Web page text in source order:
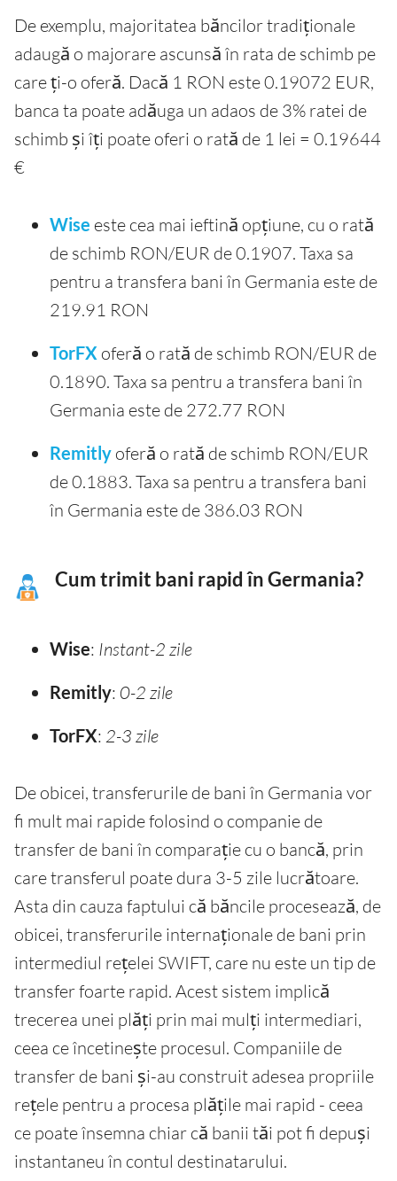
De exemplu, majoritatea băncilor tradiționale
adaugă o majorare ascunsă în rata de schimb pe
care ți-o oferă. Dacă 1 RON este 0.19072 EUR,
banca ta poate adăuga un adaos de 3% ratei de
schimb și îți poate oferi o rată de 1 lei = 0.19644
€
Wise este cea mai ieftină opțiune, cu o rată
de schimb RON/EUR de 0.1907. Taxa sa
pentru a transfera bani în Germania este de
219.91 RON
TorFX oferă o rată de schimb RON/EUR de
0.1890. Taxa sa pentru a transfera bani în
Germania este de 272.77 RON
Remitly oferă o rată de schimb RON/EUR
de 0.1883. Taxa sa pentru a transfera bani
în Germania este de 386.03 RON
Cum trimit bani rapid în Germania?
Wise: Instant-2 zile
Remitly: 0-2 zile
TorFX: 2-3 zile
De obicei, transferurile de bani în Germania vor
fi mult mai rapide folosind o companie de
transfer de bani în comparație cu o bancă, prin
care transferul poate dura 3-5 zile lucrătoare.
Asta din cauza faptului că băncile procesează, de
obicei, transferurile internaționale de bani prin
intermediul rețelei SWIFT, care nu este un tip de
transfer foarte rapid. Acest sistem implică
trecerea unei plăți prin mai mulți intermediari,
ceea ce încetinește procesul. Companiile de
transfer de bani și-au construit adesea propriile
rețele pentru a procesa plățile mai rapid - ceea
ce poate însemna chiar că banii tăi pot fi depuși
instantaneu în contul destinatarului.